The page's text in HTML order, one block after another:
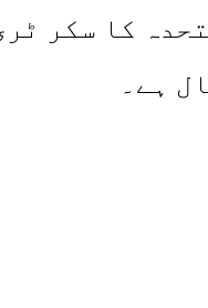
کا سکر
ہے۔